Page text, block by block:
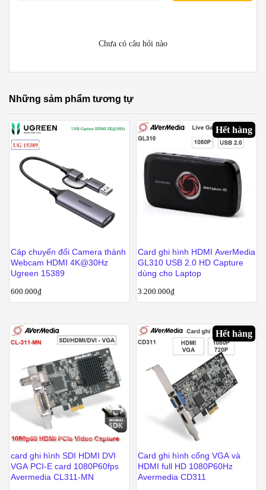
Chưa có câu hỏi nào
Những sảm phẩm tương tự
Cáp chuyển đổi Camera thành
Webcam HDMI 4K@30Hz
Ugreen 15389
600.000₫
Hết hàng
Card ghi hình HDMI AverMedia
GL310 USB 2.0 HD Capture
dùng cho Laptop
3.200.000₫
card ghi hình SDI HDMI DVI
VGA PCI-E card 1080P60fps
Avermedia CL311-MN
Hết hàng
Card ghi hình cổng VGA và
HDMI full HD 1080P60Hz
Avermedia CD311